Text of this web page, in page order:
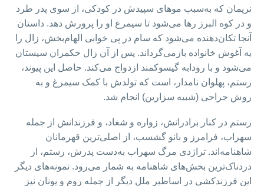
نریمان که به‌سبب موهای سپیدش در کودکی، از سوی پدر طرد
و در کوه البرز رها می‌شود تا سیمرغ او را پرورش دهد. داستان
آنجا تکان‌دهنده می‌شود که سام در پی خوابی الهام‌بخش، زال را
به آغوش خانواده بازمی‌گرداند. پس از آن زال حکمران سیستان
می‌شود و با رودابه گیسوکمند ازدواج می‌کند. حاصل این پیوند،
رستم، پهلوان نامدار، است که تولدش با کمک سیمرغ و به
روش جراحی (شبیه سزارین) انجام شد.
رستم در کنار برادرانش، زواره و شغاد، و فرزندانش از جمله
سهراب، فرامرز و بانو گشسب، از اصلی‌ترین قهرمانان
شاهنامه‌اند. تراژدی مرگ سهراب به‌دست پدرش، رستم، از
دردناک‌ترین بخش‌های شاهنامه به شمار می‌رود. نمونه‌های دیگر
این فرزندکشی در اساطیر ملل دیگر از جمله روم و یونان نیز